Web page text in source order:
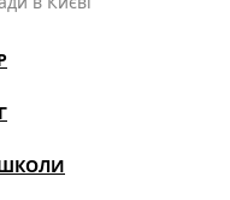
ШКОЛИ